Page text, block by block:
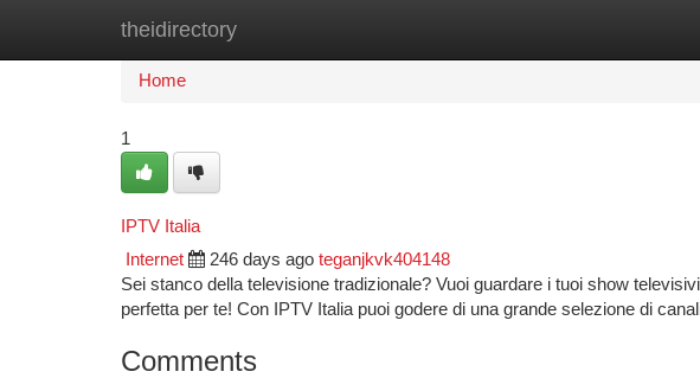
theidirectory
Home
Home
1
IPTV Italia
Internet 246 days ago teganjkvk404148
Sei stanco della televisione tradizionale? Vuoi guardare i tuoi show
perfetta per te! Con IPTV Italia puoi godere di una grande selezione di
Comments